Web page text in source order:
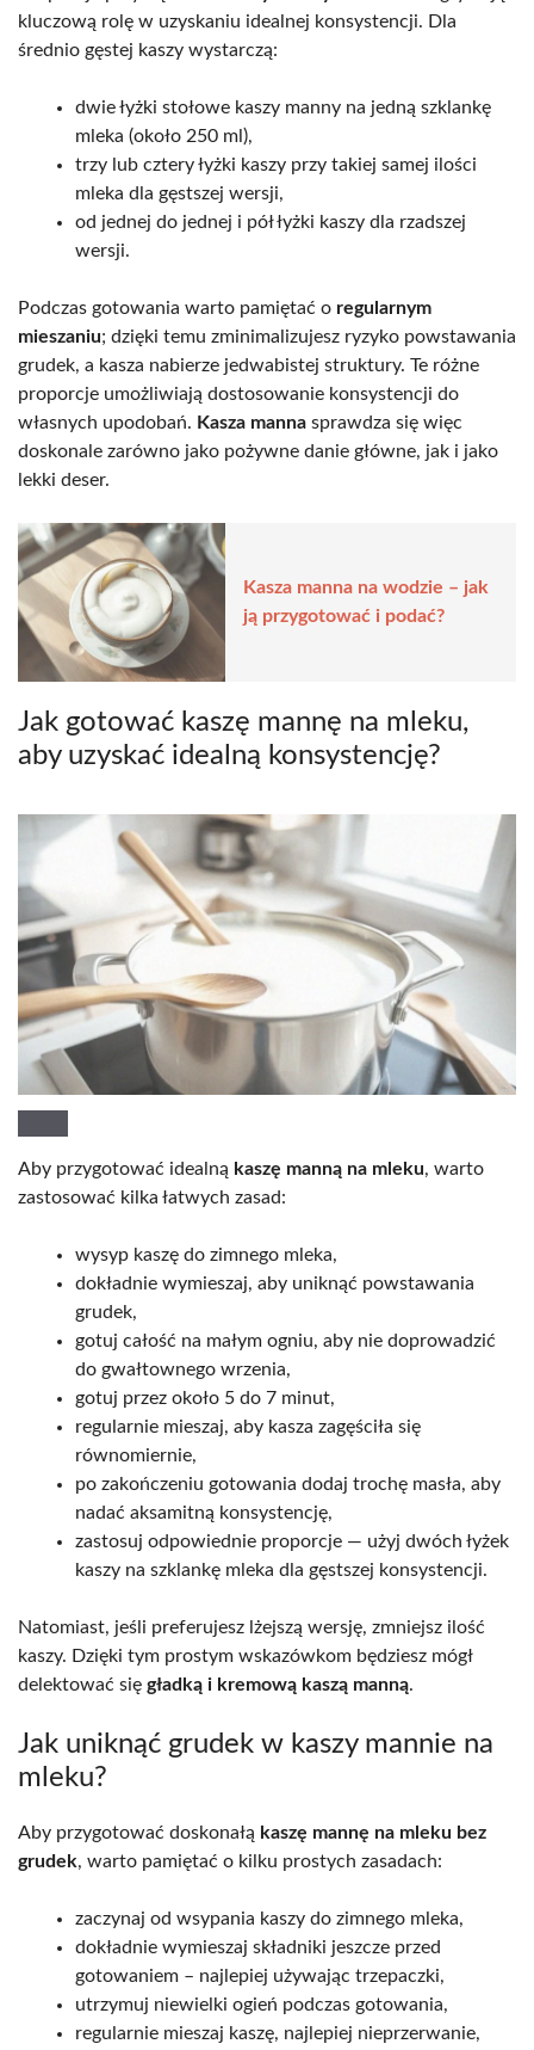
kluczową rolę w uzyskaniu idealnej konsystencji. Dla
średnio gęstej kaszy wystarczą:
dwie łyżki stołowe kaszy manny na jedną szklankę
mleka (około 250 ml),
trzy lub cztery łyżki kaszy przy takiej samej ilości
mleka dla gęstszej wersji,
od jednej do jednej i pół łyżki kaszy dla rzadszej
wersji.
Podczas gotowania warto pamiętać o regularnym
mieszaniu; dzięki temu zminimalizujesz ryzyko powstawania
grudek, a kasza nabierze jedwabistej struktury. Te różne
proporcje umożliwiają dostosowanie konsystencji do
własnych upodobań. Kasza manna sprawdza się więc
doskonale zarówno jako pożywne danie główne, jak i jako
lekki deser.
Kasza manna na wodzie – jak
ją przygotować i podać?
Jak gotować kaszę mannę na mleku,
aby uzyskać idealną konsystencję?
Aby przygotować idealną kaszę manną na mleku, warto
zastosować kilka łatwych zasad:
wysyp kaszę do zimnego mleka,
dokładnie wymieszaj, aby uniknąć powstawania
grudek,
gotuj całość na małym ogniu, aby nie doprowadzić
do gwałtownego wrzenia,
gotuj przez około 5 do 7 minut,
regularnie mieszaj, aby kasza zagęściła się
równomiernie,
po zakończeniu gotowania dodaj trochę masła, aby
nadać aksamitną konsystencję,
zastosuj odpowiednie proporcje — użyj dwóch łyżek
kaszy na szklankę mleka dla gęstszej konsystencji.
Natomiast, jeśli preferujesz lżejszą wersję, zmniejsz ilość
kaszy. Dzięki tym prostym wskazówkom będziesz mógł
delektować się gładką i kremową kaszą manną.
Jak uniknąć grudek w kaszy mannie na
mleku?
Aby przygotować doskonałą kaszę mannę na mleku bez
grudek, warto pamiętać o kilku prostych zasadach:
zaczynaj od wsypania kaszy do zimnego mleka,
dokładnie wymieszaj składniki jeszcze przed
gotowaniem – najlepiej używając trzepaczki,
utrzymuj niewielki ogień podczas gotowania,
regularnie mieszaj kaszę, najlepiej nieprzerwanie,